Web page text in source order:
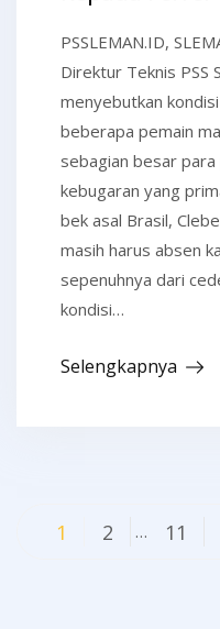
PSSLEMAN.ID,
Direktur Teknis PSS
menyebutkan
beberapa pemain
sebagian besar
kebugaran yang
bek asal Brasil,
masih harus absen
sepenuhnya dari
kondisi…
Selengkapnya
Navigasi
1 2 … 11